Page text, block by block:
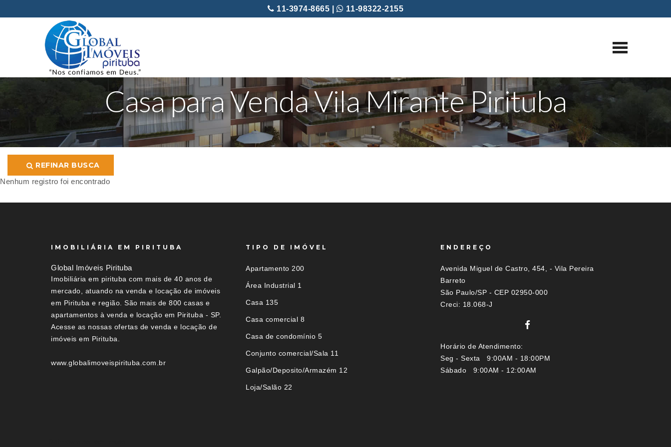
11-3974-8665 | 11-98322-2155
Casa para Venda Vila Mirante Pirituba
REFINAR BUSCA
Nenhum registro foi encontrado
IMOBILIÁRIA EM PIRITUBA
Global Imóveis Pirituba
Imobiliária em pirituba com mais de 40 anos de
mercado, atuando na venda e locação de imóveis
em Pirituba e região. São mais de 800 casas e
apartamentos à venda e locação em Pirituba - SP.
Acesse as nossas ofertas de venda e locação de
imóveis em Pirituba.
www.globalimoveispirituba.com.br
TIPO DE IMÓVEL
Apartamento 200
Área Industrial 1
Casa 135
Casa comercial 8
Casa de condomínio 5
Conjunto comercial/Sala 11
Galpão/Deposito/Armazém 12
Loja/Salão 22
ENDEREÇO
Avenida Miguel de Castro, 454, - Vila Pereira
Barreto
São Paulo/SP - CEP 02950-000
Creci: 18.068-J
Horário de Atendimento:
Seg - Sexta 9:00AM - 18:00PM
Sábado 9:00AM - 12:00AM